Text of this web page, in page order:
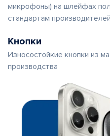
микрофоны) на шлейфах
стандартам производителей
Кнопки
Износостойкие кнопки из
производства